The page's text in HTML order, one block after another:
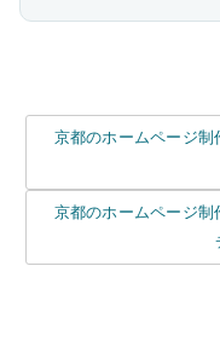
京都のホームページ
京都のホームページ